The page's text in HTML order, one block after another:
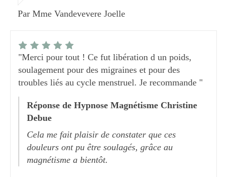
Par Mme Vandevevere Joelle
"Merci pour tout ! Ce fut libération d un poids,
soulagement pour des migraines et pour des
troubles liés au cycle menstruel. Je recommande "
Réponse de Hypnose Magnétisme Christine
Debue
Cela me fait plaisir de constater que ces
douleurs ont pu être soulagés, grâce au
magnétisme a bientôt.